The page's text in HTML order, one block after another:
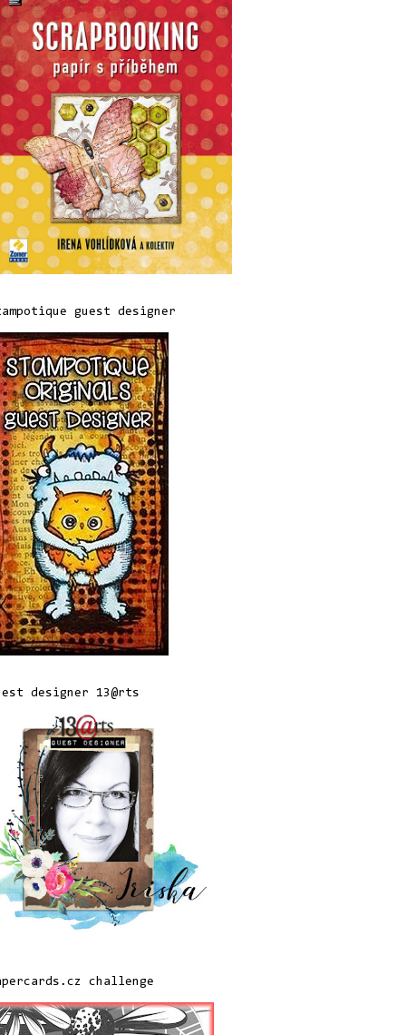
guest designer
designer 13@rts
challenge